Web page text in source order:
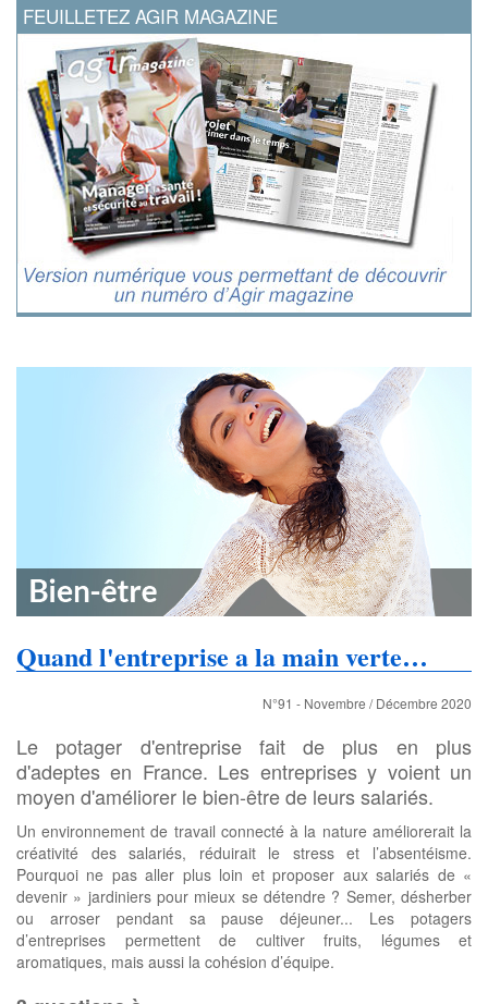
FEUILLETEZ AGIR MAGAZINE
Quand l'entreprise a la main verte…
N°91 - Novembre / Décembre 2020
Le potager d'entreprise fait de plus en plus
d'adeptes en France. Les entreprises y voient un
moyen d'améliorer le bien-être de leurs salariés.
Un environnement de travail connecté à la nature améliorerait la
créativité des salariés, réduirait le stress et l’absentéisme.
Pourquoi ne pas aller plus loin et proposer aux salariés de «
devenir » jardiniers pour mieux se détendre ? Semer, désherber
ou arroser pendant sa pause déjeuner... Les potagers
d’entreprises permettent de cultiver fruits, légumes et
aromatiques, mais aussi la cohésion d’équipe.